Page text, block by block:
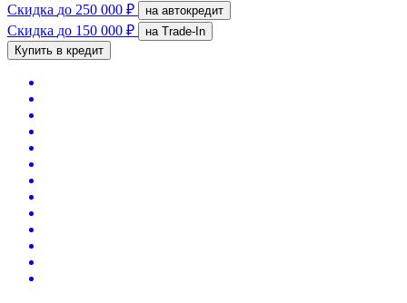
Скидка до 250 000 ₽ на автокредит
Скидка до 150 000 ₽
на Trade-In
Купить в кредит